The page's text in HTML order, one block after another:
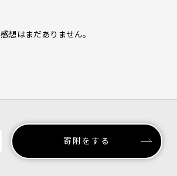
感想はまだありません。
寄附をする